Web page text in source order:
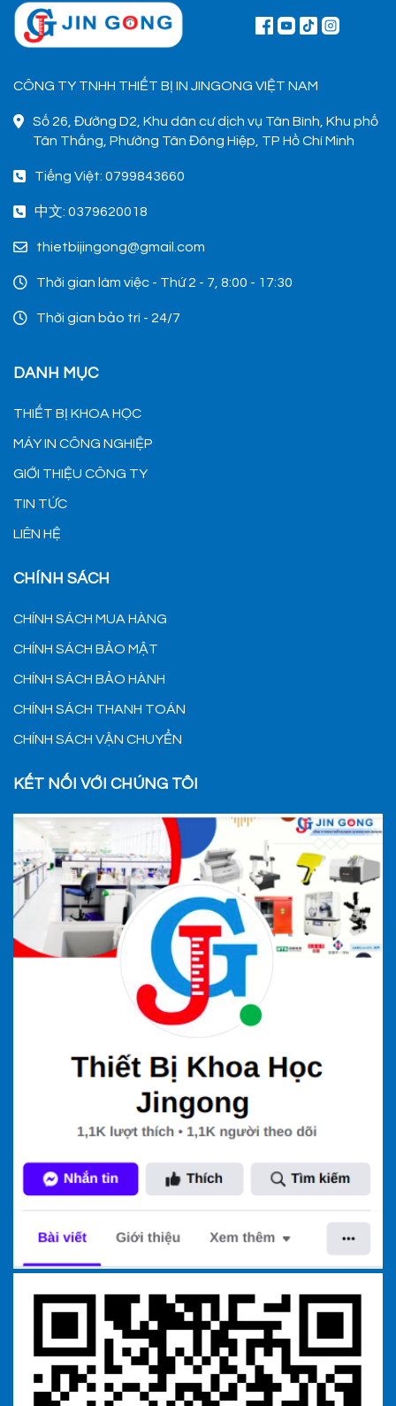
CÔNG TY TNHH THIẾT BỊ IN JINGONG VIỆT NAM
Số 26, Đường D2, Khu dân cư dịch vụ Tân Bình, Khu phố
Tân Thắng, Phường Tân Đông Hiệp, TP Hồ Chí Minh
Tiếng Việt: 0799843660
中文: 0379620018
thietbijingong@gmail.com
Thời gian làm việc - Thứ 2 - 7, 8:00 - 17:30
Thời gian bảo trì - 24/7
DANH MỤC
THIẾT BỊ KHOA HỌC
MÁY IN CÔNG NGHIỆP
GIỚI THIỆU CÔNG TY
TIN TỨC
LIÊN HỆ
CHÍNH SÁCH
CHÍNH SÁCH MUA HÀNG
CHÍNH SÁCH BẢO MẬT
CHÍNH SÁCH BẢO HÀNH
CHÍNH SÁCH THANH TOÁN
CHÍNH SÁCH VẬN CHUYỂN
KẾT NỐI VỚI CHÚNG TÔI